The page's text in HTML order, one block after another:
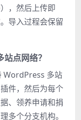
，然后上传即
导入过程会保留
点网络？
WordPress 多站
件，然后为每个
、领养申请和捐
多个分支机构。